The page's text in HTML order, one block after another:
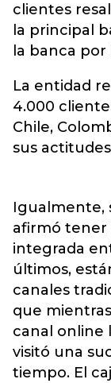
clientes
la principal
la banca
La entidad
4.000
Chile,
sus
Igualmente,
afirmó tener
integrada
últimos,
canales
que
canal online
visitó una
tiempo. El